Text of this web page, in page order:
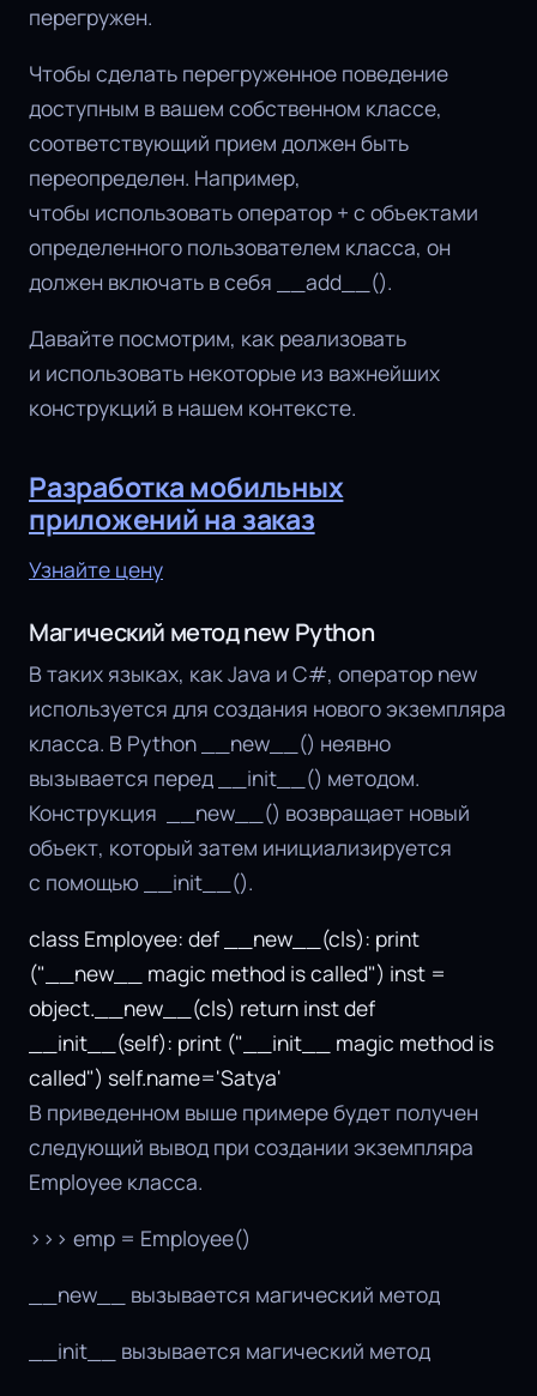
перегружен.
Чтобы сделать перегруженное поведение
доступным в вашем собственном классе,
соответствующий прием должен быть
переопределен. Например,
чтобы использовать оператор + с объектами
определенного пользователем класса, он
должен включать в себя __add__().
Давайте посмотрим, как реализовать
и использовать некоторые из важнейших
конструкций в нашем контексте.
Разработка мобильных
приложений на заказ
Узнайте цену
Магический метод new Python
В таких языках, как Java и C#, оператор new
используется для создания нового экземпляра
класса. В Python __new__() неявно
вызывается перед __init__() методом.
Конструкция __new__() возвращает новый
объект, который затем инициализируется
с помощью __init__().
class Employee: def __new__(cls): print
("__new__ magic method is called") inst =
object.__new__(cls) return inst def
__init__(self): print ("__init__ magic method is
called") self.name='Satya'
В приведенном выше примере будет получен
следующий вывод при создании экземпляра
Employee класса.
>>> emp = Employee()
__new__ вызывается магический метод
__init__ вызывается магический метод